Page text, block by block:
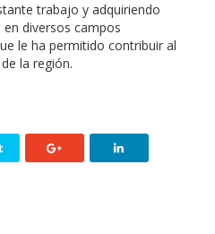
trabajo y adquiriendo
diversos campos
le ha permitido contribuir al
la región.